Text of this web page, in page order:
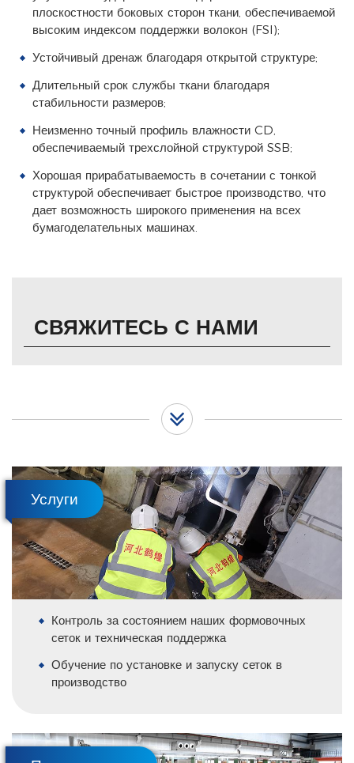
плоскостности боковых сторон ткани, обеспечиваемой
высоким индексом поддержки волокон (FSI);
Устойчивый дренаж благодаря открытой структуре;
Длительный срок службы ткани благодаря
стабильности размеров;
Неизменно точный профиль влажности CD,
обеспечиваемый трехслойной структурой SSB;
Хорошая прирабатываемость в сочетании с тонкой
структурой обеспечивает быстрое производство, что
дает возможность широкого применения на всех
бумагоделательных машинах.
СВЯЖИТЕСЬ С НАМИ
Услуги
Контроль за состоянием наших формовочных
сеток и техническая поддержка
Обучение по установке и запуску сеток в
производство